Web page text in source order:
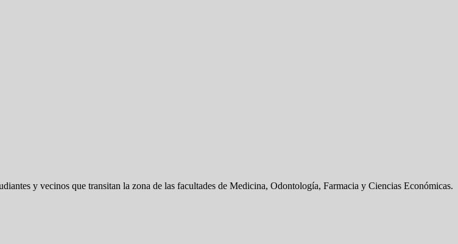
y vecinos que transitan la zona de las facultades de Medicina, Odontología, Farmacia y Ciencias Económicas.